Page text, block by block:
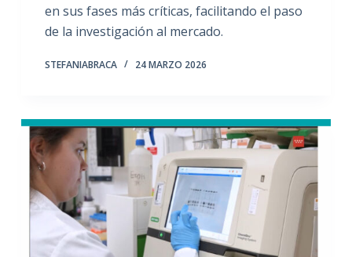
en sus fases más críticas, facilitando el paso
de la investigación al mercado.
STEFANIABRACA 24 MARZO 2026